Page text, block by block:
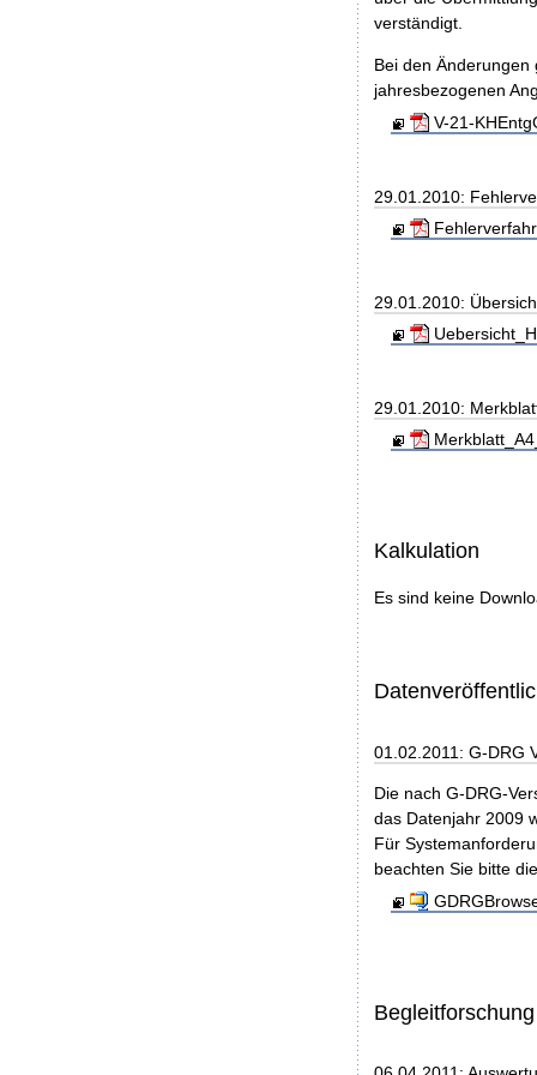
verständigt.
Bei den
jahresbezogenen
V-21-
29.01.2010:
29.01.2010:
29.01.2010:
Kalkulation
Es sind keine
01.02.2011: G-DRG
Die nach G-DRG-
das Datenjahr 2009
Für
beachten Sie bitte
Begleitforschung